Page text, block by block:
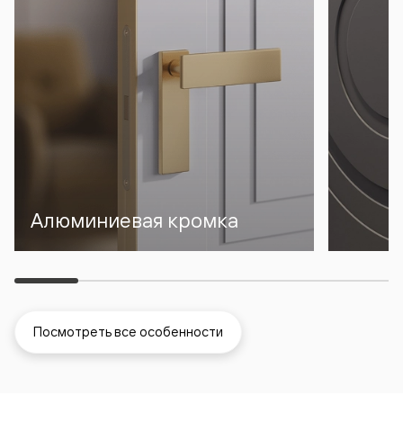
Алюминиевая кромка
Посмотреть все особенности